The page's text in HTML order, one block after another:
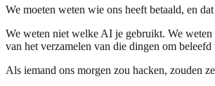
We moeten weten wie ons heeft betaald, en
We weten niet welke AI je gebruikt. We
van het verzamelen van die dingen om
Als iemand ons morgen zou hacken, zouden